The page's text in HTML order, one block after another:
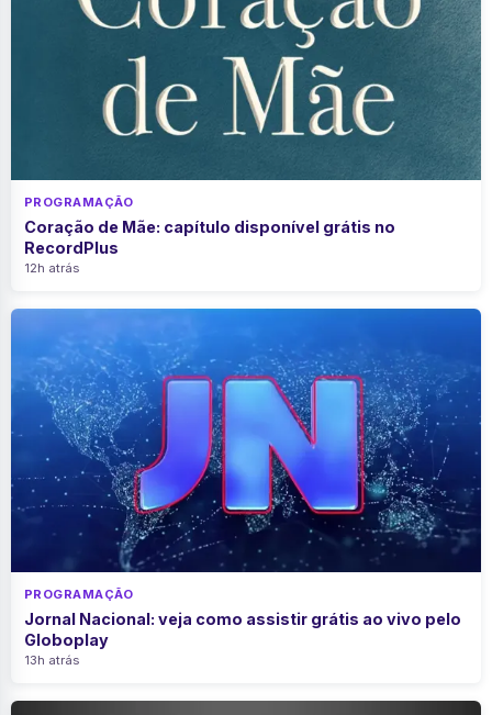
PROGRAMAÇÃO
Coração de Mãe: capítulo disponível grátis no
RecordPlus
12h atrás
PROGRAMAÇÃO
Jornal Nacional: veja como assistir grátis ao vivo pelo
Globoplay
13h atrás